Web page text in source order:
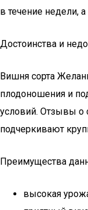
в течение недели,
Достоинства и
Вишня сорта
плодоношения и
условий. Отзывы о
подчеркивают
Преимущества
высокая